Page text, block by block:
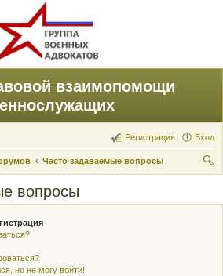
взаимопомощи
Вход
Регистрация
Часто задаваемые вопросы
вопросы
но не могу войти!